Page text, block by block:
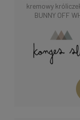
kremowy
BUNNY OFF